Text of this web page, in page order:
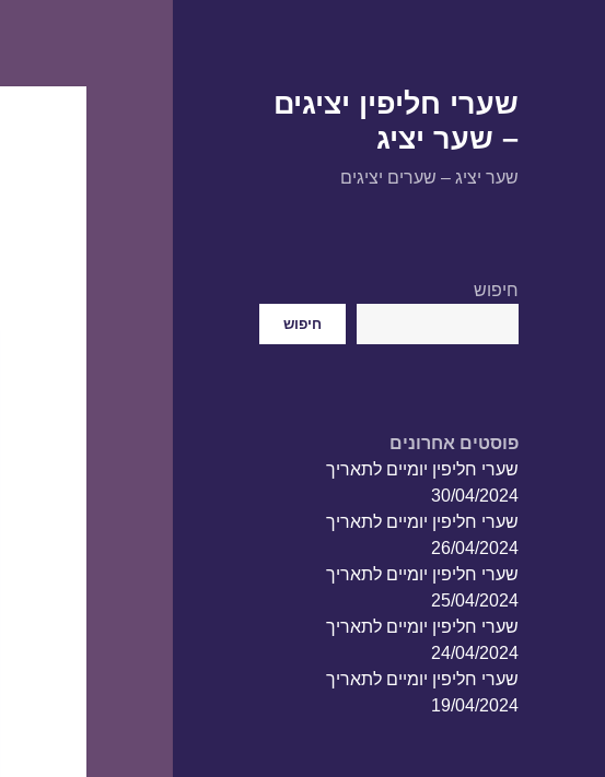
שערי חליפין יציגים
– שער יציג
שער יציג – שערים יציגים
חיפוש
חיפוש
פוסטים אחרונים
שערי חליפין יומיים לתאריך
30/04/2024
שערי חליפין יומיים לתאריך
26/04/2024
שערי חליפין יומיים לתאריך
25/04/2024
שערי חליפין יומיים לתאריך
24/04/2024
שערי חליפין יומיים לתאריך
19/04/2024